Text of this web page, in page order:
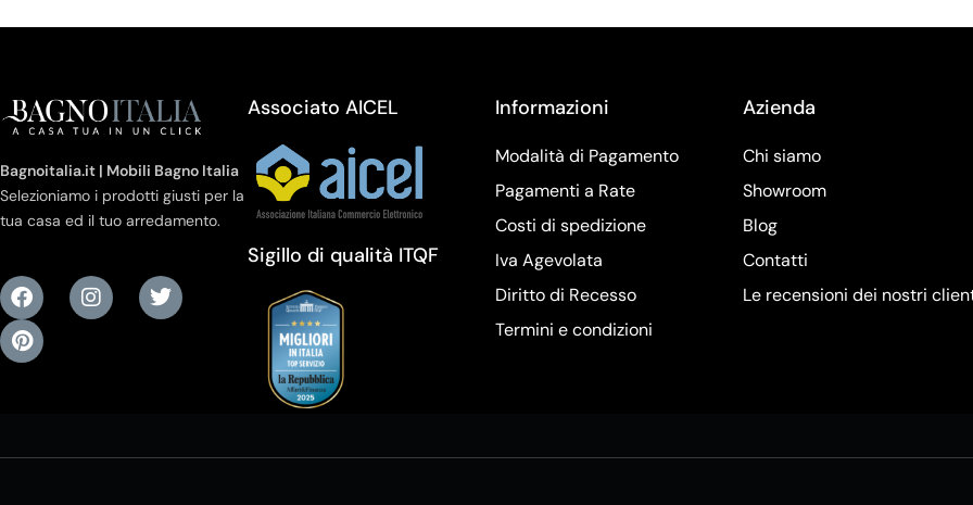
Bagnoitalia.it | Mobili Bagno Italia
Selezioniamo i prodotti giusti per la
tua casa ed il tuo arredamento.
Associato AICEL
Sigillo di qualità ITQF
Informazioni
Modalità di Pagamento
Pagamenti a Rate
Costi di spedizione
Iva Agevolata
Diritto di Recesso
Termini e condizioni
Azienda
Chi siamo
Showroom
Blog
Contatti
Le recensioni dei nostri